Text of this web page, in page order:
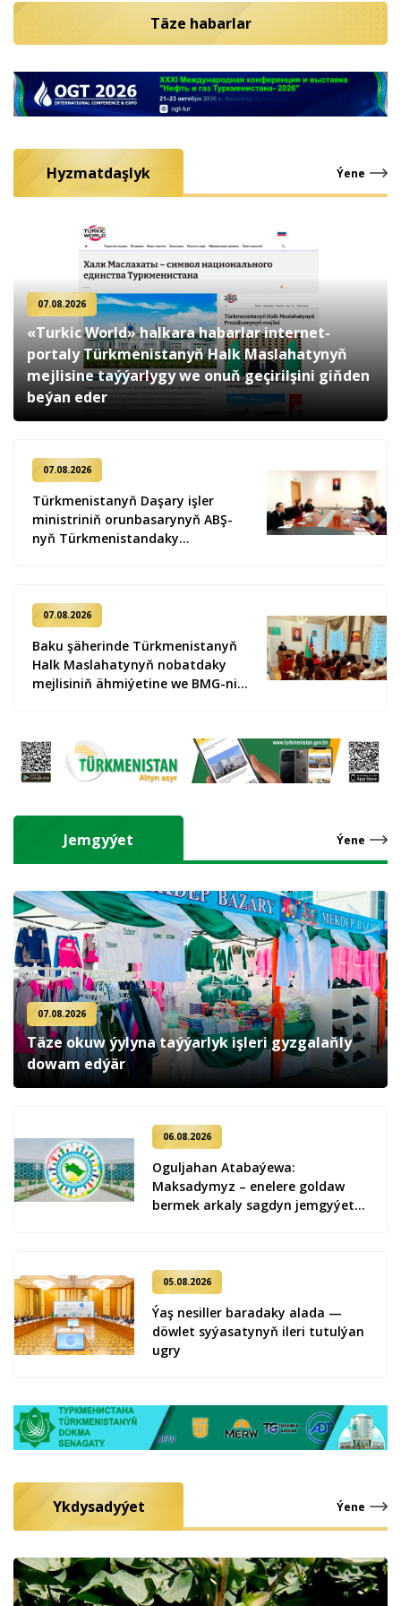
Täze habarlar
Hyzmatdaşlyk Ýene
07.08.2026
«Turkic World» halkara habarlar internet-
portaly Türkmenistanyň Halk Maslahatynyň
mejlisine taýýarlygy we onuň geçirilşini giňden
beýan eder
07.08.2026
Türkmenistanyň Daşary işler
ministriniň orunbasarynyň ABŞ-
nyň Türkmenistandaky
07.08.2026
Baku şäherinde Türkmenistanyň
Halk Maslahatynyň nobatdaky
mejlisiniň ähmiýetine we BMG-niň
maslahat geçirildi
Jemgyýet Ýene
07.08.2026
Täze okuw ýylyna taýýarlyk işleri gyzgalaňly
dowam edýär
06.08.2026
Oguljahan Atabaýewa:
Maksadymyz – enelere goldaw
bermek arkaly sagdyn jemgyýeti
05.08.2026
Ýaş ne­sil­ler ba­ra­da­ky ala­da —
döw­let sy­ýa­sa­ty­nyň ile­ri tu­tul­ýan
ug­ry
Ykdysadyýet Ýene